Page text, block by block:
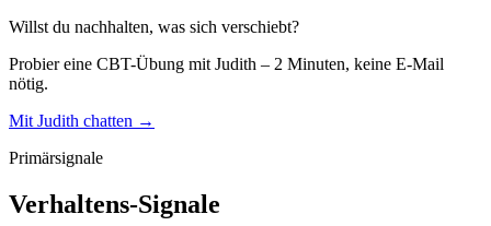
Willst du nachhalten, was sich verschiebt?
Probier eine CBT-Übung mit Judith – 2 Minuten, keine E-Mail
nötig.
Mit Judith chatten →
Primärsignale
Verhaltens-Signale